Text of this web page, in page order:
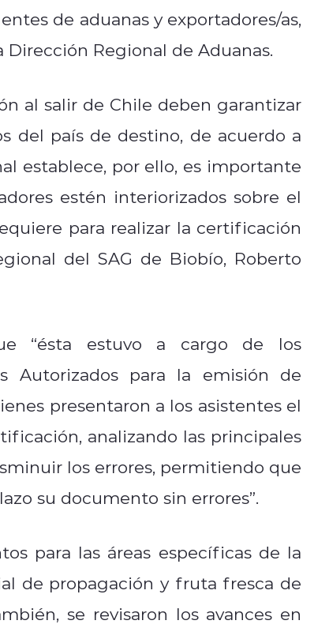
de aduanas y exportadores/as,
Regional de Aduanas.
al salir de Chile deben garantizar
del país de destino, de acuerdo a
establece, por ello, es importante
estén interiorizados sobre el
para realizar la certificación
del SAG de Biobío, Roberto
“ésta estuvo a cargo de los
Autorizados para la emisión de
presentaron a los asistentes el
analizando las principales
los errores, permitiendo que
su documento sin errores”.
para las áreas específicas de la
de propagación y fruta fresca de
se revisaron los avances en